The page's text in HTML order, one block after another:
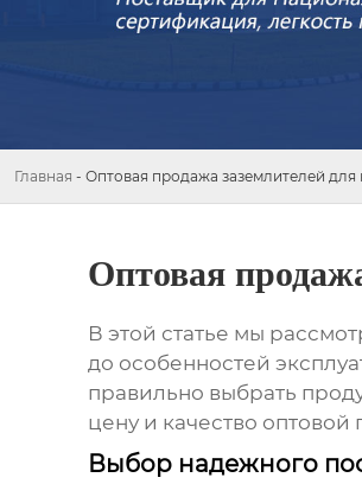
Главная - Оптовая продажа заземлителей
Оптовая
В этой статье мы
до особенностей
правильно выбрать
цену и качество оптовой
Выбор надежного